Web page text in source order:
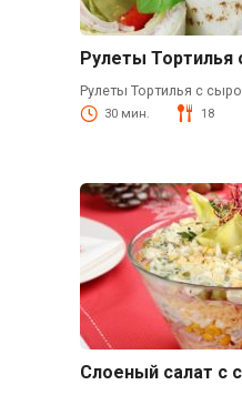
Рулеты Тортилья
Рулеты Тортилья с
30 мин. 18
Слоеный салат с